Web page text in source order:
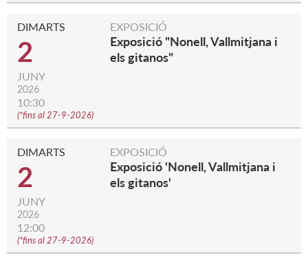
DIMARTS
2
JUNY
2026
10:30
(*fins al 27-9-2026)
EXPOSICIÓ
Exposició "Nonell, Vallmitjana i
els gitanos"
DIMARTS
2
JUNY
2026
12:00
(*fins al 27-9-2026)
EXPOSICIÓ
Exposició 'Nonell, Vallmitjana i
els gitanos'